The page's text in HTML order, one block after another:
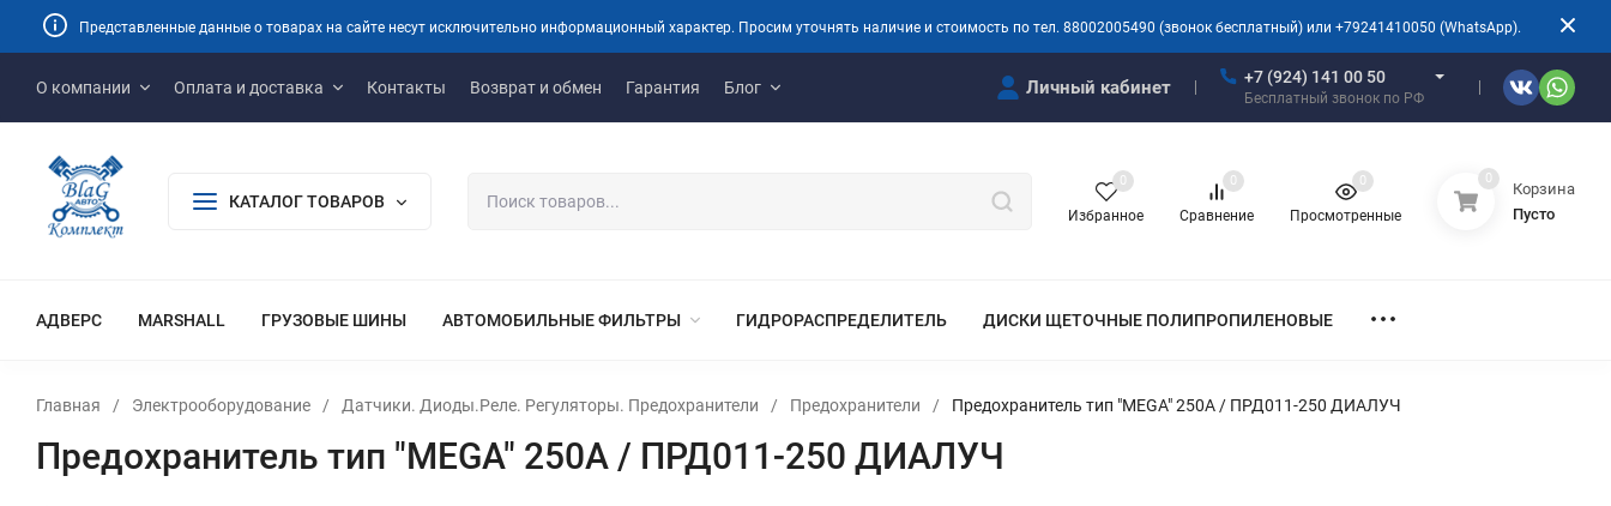
Представленные данные о товарах на сайте несут исключительно информационный характер. Просим уточнять наличие и стоимость по тел. 88002005490 (звонок бесплатный) или +79241410050 (WhatsApp).
О компании Оплата и доставка Контакты Возврат и обмен Гарантия Блог Личный кабинет +7 (924) 141 00 50
Бесплатный звонок по РФ
КАТАЛОГ ТОВАРОВ
Избранное
0
Сравнение
0
Просмотренные
0 0
Корзина
Пусто
АДВЕРС MARSHALL ГРУЗОВЫЕ ШИНЫ АВТОМОБИЛЬНЫЕ ФИЛЬТРЫ ГИДРОРАСПРЕДЕЛИТЕЛЬ ДИСКИ ЩЕТОЧНЫЕ ПОЛИПРОПИЛЕНОВЫЕ
Главная / Электрооборудование / Датчики. Диоды.Реле. Регуляторы. Предохранители / Предохранители / Предохранитель тип "MEGA" 250А / ПРД011-250 ДИАЛУЧ
Предохранитель тип "MEGA" 250А / ПРД011-250 ДИАЛУЧ